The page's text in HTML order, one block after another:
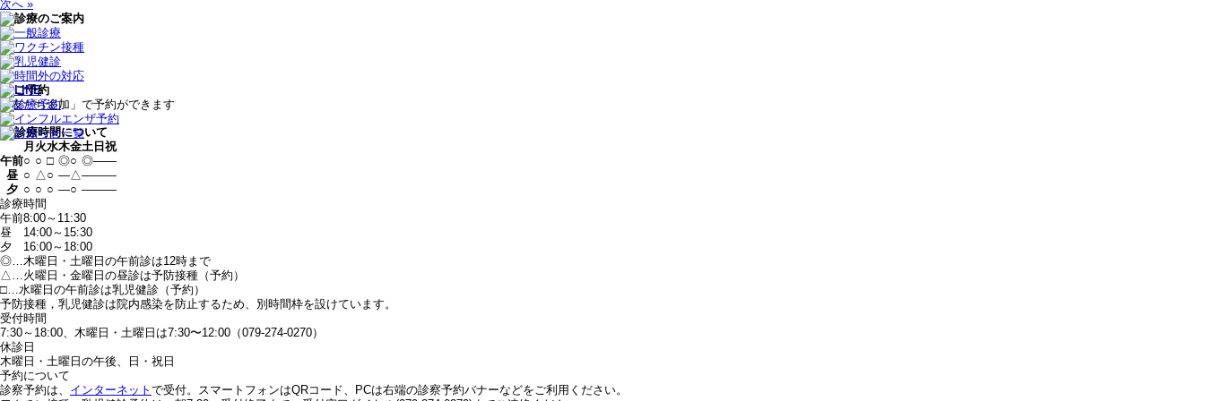
次へ »
「友だち追加」で予約ができます
月 火水木金土 日 祝
午前○ ○ □ ◎○ ◎——
昼 ○ △○ —△———
夕 ○ ○ ○ —○ ———
診療時間
午前8:00～11:30
昼
14:00～15:30
夕
16:00～18:00
◎…木曜日・土曜日の午前診は12時まで
△…火曜日・金曜日の昼診は予防接種（予約）
□…水曜日の午前診は乳児健診（予約）
予防接種，乳児健診は院内感染を防止するため、別時間枠を設けています。
受付時間
7:30～18:00、木曜日・土曜日は7:30〜12:00（079-274-0270）
休診日
木曜日・土曜日の午後、日・祝日
予約について
診察予約は、 インターネット で受付。スマートフォンはQRコード、PCは右端の診察予約バナーなどをご利用ください。